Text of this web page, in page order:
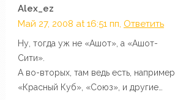
Alex_ez
Май 27, 2008 at 16:51 пп, Ответить
Ну, тогда уж не «Ашот», а «Ашот-
Сити».
А во-вторых, там ведь есть, например,
«Красный Куб», «Союз», и другие…